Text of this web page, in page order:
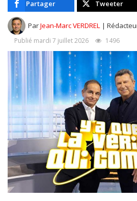
Partager Tweeter
ParJean-Marc VERDREL |
Publié mardi 7 juillet 2026 1496